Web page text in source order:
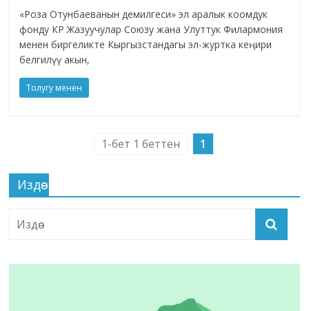
«Роза Отунбаеванын демилгеси» эл аралык коомдук
фонду КР Жазуучулар Союзу жана Улуттук Филармония
менен биргеликте Кыргызстандагы эл-журтка кеңири
белгилүү акын,
Толугу менен
1-бет 1 беттен 1
Издөө